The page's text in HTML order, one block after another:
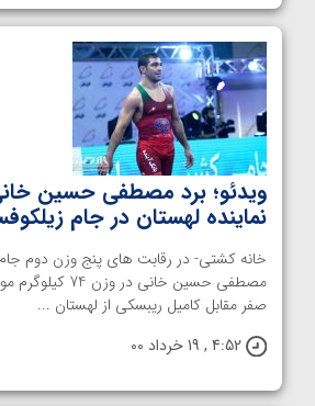
ویدئو؛ برد مصطفی حسین
نماینده لهستان در جام
خانه کشتی- در رقابت های پنج وزن دوم
صفر مقابل کامیل ریبسکی از لهستان ...
4:52 , 19 خرداد 00